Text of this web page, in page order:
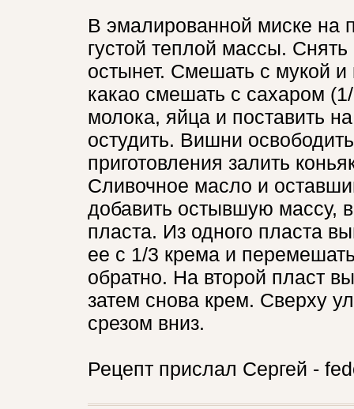
В эмалированной миске на
густой теплой массы.
остынет. Смешать с мукой
какао смешать с сахаром
молока, яйца и поставить
остудить. Вишни
приготовления залить
Сливочное масло и
добавить остывшую массу,
пласта. Из одного пласта
ее с 1/3 крема и
обратно. На второй пласт
затем снова крем. Сверху
срезом вниз.
Рецепт прислал Сергей -